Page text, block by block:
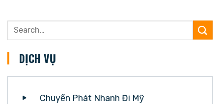
DỊCH VỤ
Chuyển Phát Nhanh Đi Mỹ